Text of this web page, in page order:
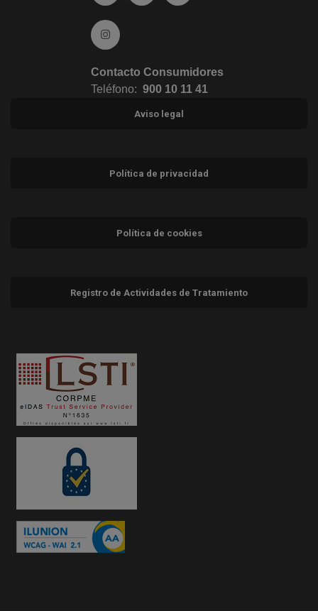
Ir a Instagram (abre en ventana nueva)
Contacto Consumidores
Teléfono: 900 10 11 41
Aviso legal
Política de privacidad
Política de cookies
Registro de Actividades de Tratamiento